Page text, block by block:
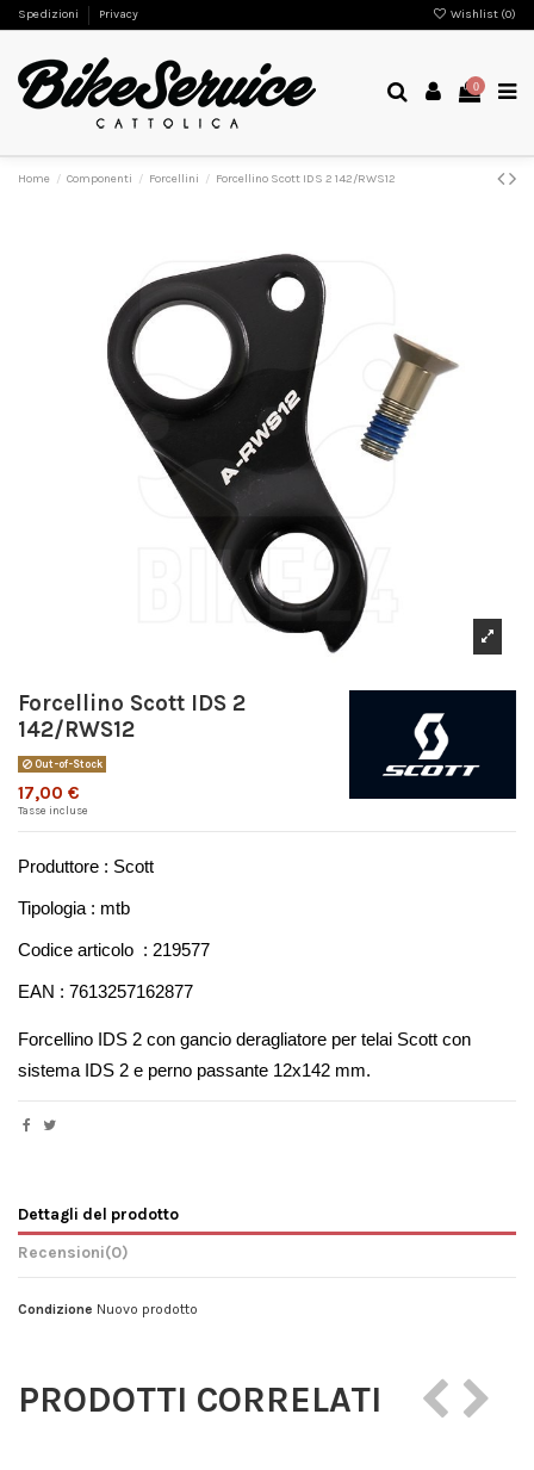
Spedizioni Privacy Wishlist (0)
0
Home Componenti Forcellini Forcellino Scott IDS 2 142/RWS12
Forcellino Scott IDS 2
142/RWS12
Out-of-Stock
17,00 €
Tasse incluse
Produttore : Scott
Tipologia : mtb
Codice articolo  : 219577
EAN : 7613257162877
Forcellino IDS 2 con gancio deragliatore per telai Scott con
sistema IDS 2 e perno passante 12x142 mm.
Dettagli del prodotto
Recensioni(0)
Condizione Nuovo prodotto
PRODOTTI CORRELATI